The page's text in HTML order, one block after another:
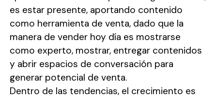
es estar presente, aportando contenido
como herramienta de venta, dado que la
manera de vender hoy día es mostrarse
como experto, mostrar, entregar contenidos
y abrir espacios de conversación para
generar potencial de venta.
Dentro de las tendencias, el crecimiento es